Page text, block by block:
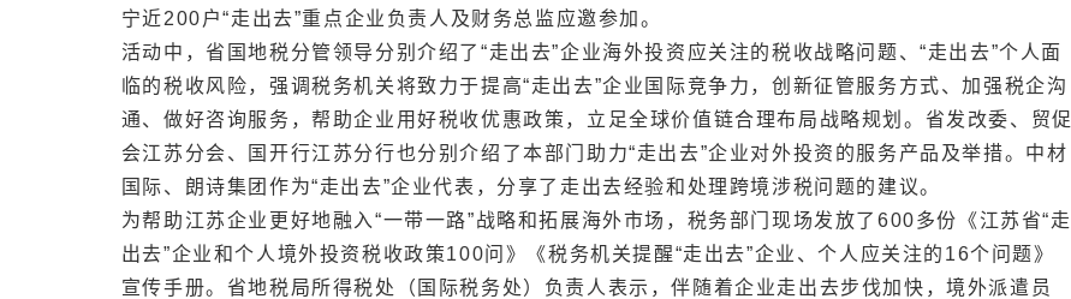
宁近200户“走出去”重点企业负责人及财务总监应邀参加。
活动中，省国地税分管领导分别介绍了“走出去”企业海外投资应关注的税收战略问题、“走出去”个人面
临的税收风险，强调税务机关将致力于提高“走出去”企业国际竞争力，创新征管服务方式、加强税企沟
通、做好咨询服务，帮助企业用好税收优惠政策，立足全球价值链合理布局战略规划。省发改委、贸促
会江苏分会、国开行江苏分行也分别介绍了本部门助力“走出去”企业对外投资的服务产品及举措。中材
国际、朗诗集团作为“走出去”企业代表，分享了走出去经验和处理跨境涉税问题的建议。
为帮助江苏企业更好地融入“一带一路”战略和拓展海外市场，税务部门现场发放了600多份《江苏省“走
出去”企业和个人境外投资税收政策100问》《税务机关提醒“走出去”企业、个人应关注的16个问题》
宣传手册。省地税局所得税处（国际税务处）负责人表示，伴随着企业走出去步伐加快，境外派遣员